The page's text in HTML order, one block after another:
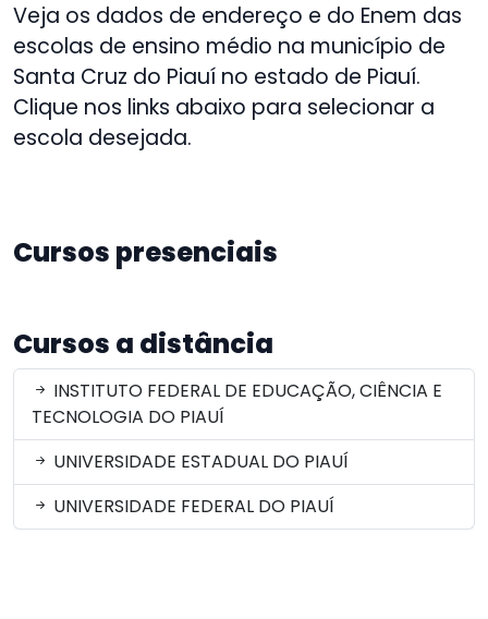
Veja os dados de endereço e do Enem das
escolas de ensino médio na município de
Santa Cruz do Piauí no estado de Piauí.
Clique nos links abaixo para selecionar a
escola desejada.
Cursos presenciais
Cursos a distância
INSTITUTO FEDERAL DE EDUCAÇÃO, CIÊNCIA E
TECNOLOGIA DO PIAUÍ
UNIVERSIDADE ESTADUAL DO PIAUÍ
UNIVERSIDADE FEDERAL DO PIAUÍ